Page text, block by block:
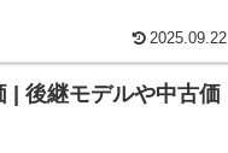
2025.09.22
| 後継モデルや中古価